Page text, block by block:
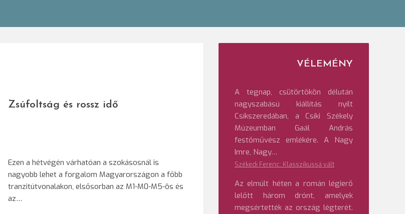
Zsúfoltság és rossz idő
Ezen a hétvégén várhatóan a szokásosnál is
nagyobb lehet a forgalom Magyarországon a főbb
tranzitútvonalakon, elsősorban az M1-M0-M5-ös és
az…
VÉLEMÉNY
A tegnap, csütörtökön délután
nagyszabású kiállítás nyílt
Csíkszeredában, a Csíki Székely
Múzeumban Gaál András
festőművész emlékére. A Nagy
Imre, Nagy…
Székedi Ferenc: Klasszikussá vált
Az elmúlt héten a román légierő
lelőtt három drónt, amelyek
megsértették az ország légterét.